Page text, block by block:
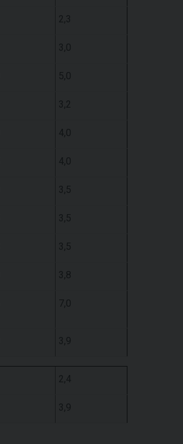
2,3
3,0
5,0
3,2
4,0
4,0
3,5
3,5
3,5
3,8
7,0
3,9
2,4
3,9